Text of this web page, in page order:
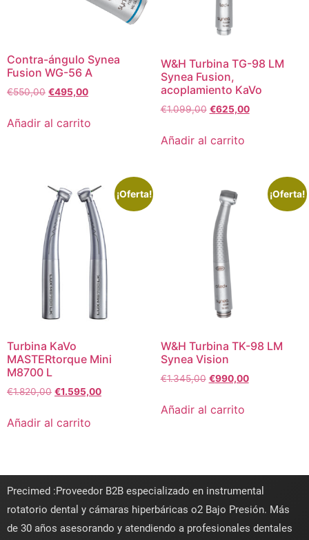
Contra-ángulo Synea
Fusion WG-56 A
€550,00 €495,00
Añadir al carrito
W&H Turbina TG-98 LM
Synea Fusion,
acoplamiento KaVo
€1.099,00 €625,00
Añadir al carrito
¡Oferta!
Turbina KaVo
MASTERtorque Mini
M8700 L
€1.820,00 €1.595,00
Añadir al carrito
¡Oferta!
W&H Turbina TK-98 LM
Synea Vision
€1.345,00 €990,00
Añadir al carrito
Precimed :Proveedor B2B especializado en instrumental
rotatorio dental y cámaras hiperbáricas o2 Bajo Presión. Más
de 30 años asesorando y atendiendo a profesionales dentales